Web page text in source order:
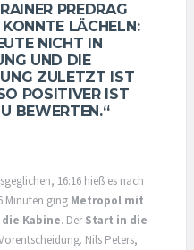
PREDRAG
LÄCHELN:
NICHT IN
UND DIE
ZULETZT IST
POSITIVER IST
BEWERTEN.“
16:16 hieß es nach
Minuten ging Metropol mit
Kabine. DerStart in die
Nils Peters,